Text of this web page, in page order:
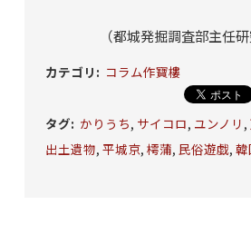
（都城発掘調査部主任
カテゴリ : コラム作寶樓
タグ: かりうち, サイコロ, ユンノリ ,
出土遺物, 平城京, 樗蒲, 民俗遊戯, 韓